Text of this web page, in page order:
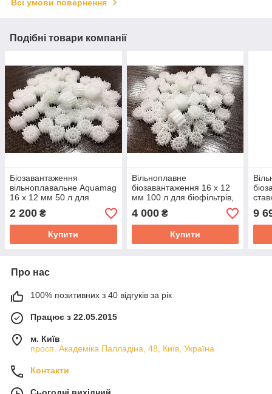
Всі умови повернення
Подібні товари компанії
Біозавантаження
вільноплавальне Aquamag
16 х 12 мм 50 л для
біофільтрів, ставків, ПЗВ,
акваріумів
2 200 ₴
Купити
Вільноплавне
біозавантаження 16 х 12
мм 100 л для біофільтрів,
ставків, ПЗВ
4 000₴
Купити
х
9
Про нас
100% позитивних з 40 відгуків за рік
Працює з 22.05.2015
м. Київ
просп. Академіка Палладіна, 48, Київ, Україна
Контакти